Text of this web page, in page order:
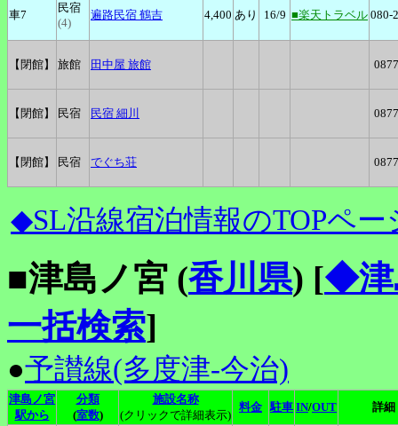
車7
民宿
(4)
遍路民宿 鶴吉 4,400 あり 16/9 ■楽天トラベル 080-
【閉館】 旅館 田中屋 旅館
【閉館】 民宿 民宿 細川
【閉館】 民宿 でぐち荘
◆SL沿線宿泊情報のTOPペー
■津島ノ宮 (香川県) [◆津
一括検索]
●予讃線(多度津-今治)
津島ノ宮
駅から
分類
(室数)
施設名称
(クリックで詳細表示)
料金 駐車 IN/OUT 詳細